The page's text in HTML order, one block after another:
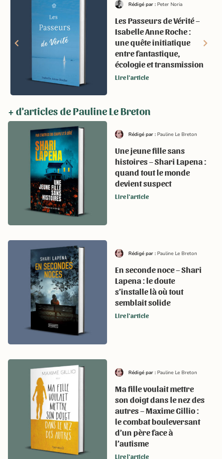
Rédigé par : Peter Noria
Les Passeurs de Vérité –
Isabelle Anne Roche :
une quête initiatique
entre fantastique,
écologie et transmission
Lire l'article
+ d'articles de Pauline Le Breton
Rédigé par : Pauline Le Breton
Une jeune fille sans
histoires – Shari Lapena :
quand tout le monde
devient suspect
Lire l'article
Rédigé par : Pauline Le Breton
En seconde noce – Shari
Lapena : le doute
s’installe là où tout
semblait solide
Lire l'article
Rédigé par : Pauline Le Breton
Ma fille voulait mettre
son doigt dans le nez des
autres – Maxime Gillio :
le combat bouleversant
d’un père face à
l’autisme
Lire l'article